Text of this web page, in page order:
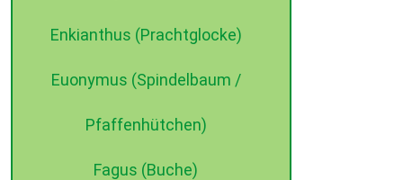
Enkianthus (Prachtglocke)
Euonymus (Spindelbaum /
Pfaffenhütchen)
Fagus (Buche)